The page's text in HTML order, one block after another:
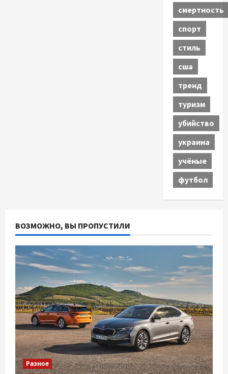
смертность
спорт
стиль
сша
тренд
туризм
убийство
украина
учёные
футбол
ВОЗМОЖНО, ВЫ ПРОПУСТИЛИ
Разное